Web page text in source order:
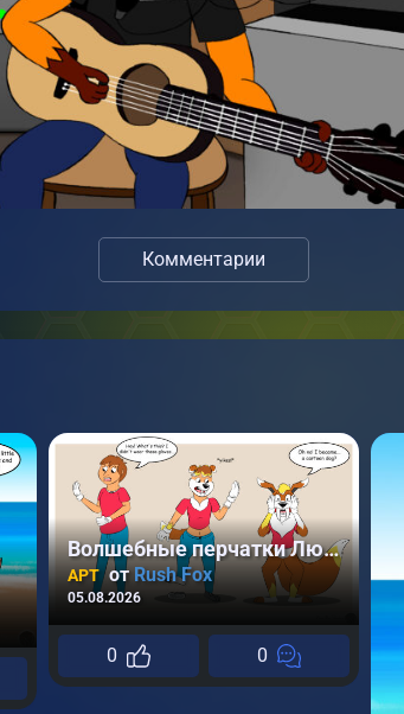
Комментарии
Волшебные перчатки Люкс [Комиссионные Арты]
АРТ отRush Fox
05.08.2026
0 0